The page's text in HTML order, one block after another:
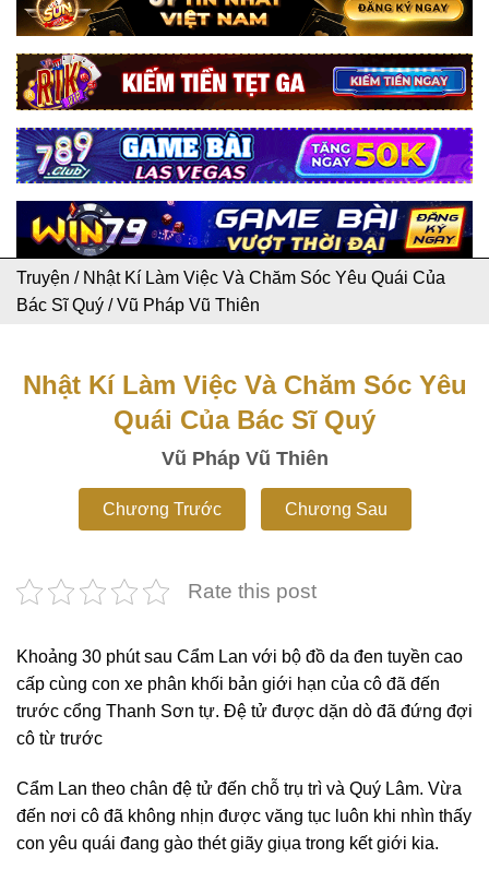
Truyện / Nhật Kí Làm Việc Và Chăm Sóc Yêu Quái Của
Bác Sĩ Quý /Vũ Pháp Vũ Thiên
Nhật Kí Làm Việc Và Chăm Sóc Yêu
Quái Của Bác Sĩ Quý
Vũ Pháp Vũ Thiên
Chương Trước Chương Sau
Rate this post
Khoảng 30 phút sau Cẩm Lan với bộ đồ da đen tuyền cao
cấp cùng con xe phân khối bản giới hạn của cô đã đến
trước cổng Thanh Sơn tự. Đệ tử được dặn dò đã đứng đợi
cô từ trước
Cẩm Lan theo chân đệ tử đến chỗ trụ trì và Quý Lâm. Vừa
đến nơi cô đã không nhịn được văng tục luôn khi nhìn thấy
con yêu quái đang gào thét giãy giụa trong kết giới kia.